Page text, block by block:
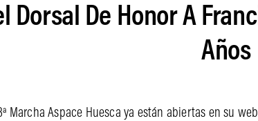
Dorsal De Honor A
Años
Marcha Aspace Huesca ya están abiertas en su web